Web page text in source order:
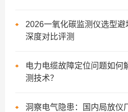
2026一氧化碳监测仪选型
深度对比评测
电力电缆故障定位问题如何
测技术？
洞察电气隐患：国内局放仪